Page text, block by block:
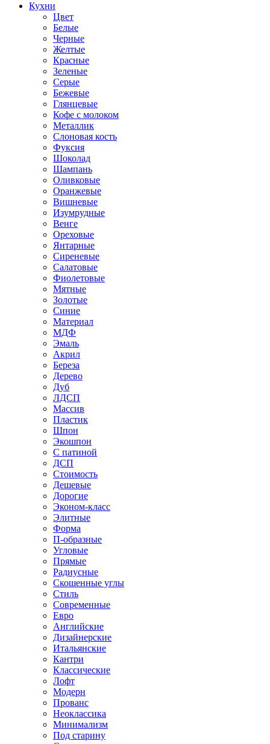
Кухни
Цвет
Белые
Черные
Желтые
Красные
Зеленые
Серые
Бежевые
Глянцевые
Кофе с молоком
Металлик
Слоновая кость
Фуксия
Шоколад
Шампань
Оливковые
Оранжевые
Вишневые
Изумрудные
Венге
Ореховые
Янтарные
Сиреневые
Салатовые
Фиолетовые
Мятные
Золотые
Синие
Материал
МДФ
Эмаль
Акрил
Береза
Дерево
Дуб
ЛДСП
Массив
Пластик
Шпон
Экошпон
С патиной
ДСП
Стоимость
Дешевые
Дорогие
Эконом-класс
Элитные
Форма
П-образные
Угловые
Прямые
Радиусные
Скошенные углы
Стиль
Современные
Евро
Английские
Дизайнерские
Итальянские
Кантри
Классические
Лофт
Модерн
Прованс
Неоклассика
Минимализм
Под старину